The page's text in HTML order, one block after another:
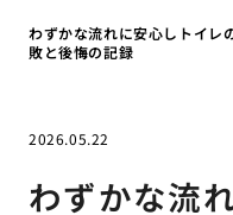
わずかな流れに安心しトイレ
敗と後悔の記録
2026.05.22
わずかな流